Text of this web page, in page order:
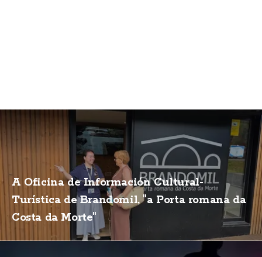
A Oficina de Información Cultural-
Turística de Brandomil, "a Porta romana da
Costa da Morte"